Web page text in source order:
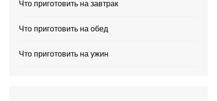
Что приготовить на завтрак
Что приготовить на обед
Что приготовить на ужин